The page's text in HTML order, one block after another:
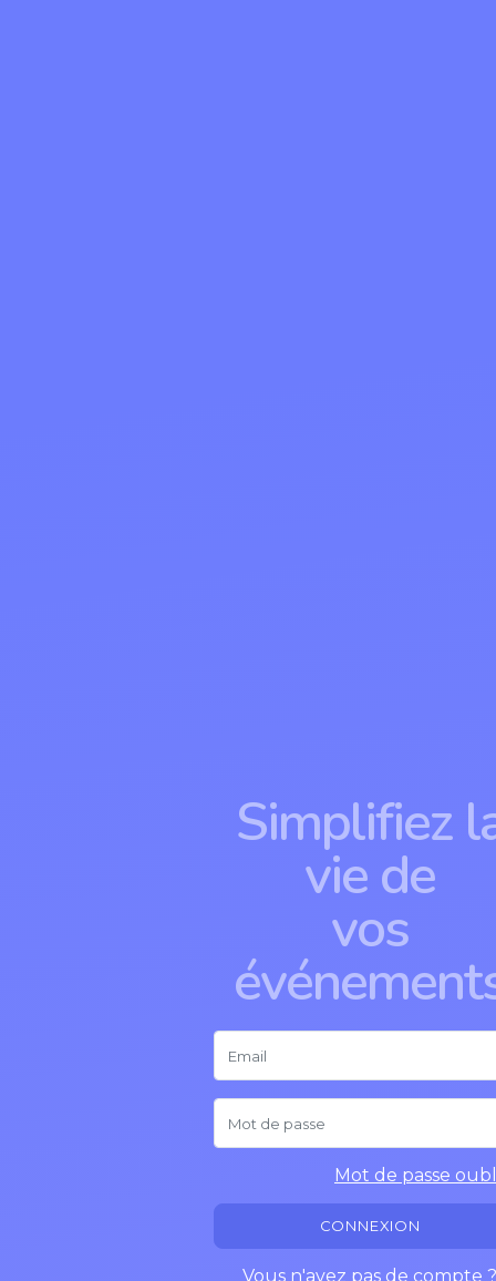
Simplifiez
vie de
vos
Mot de passe
CONNEXION
Vous n'avez pas de compte